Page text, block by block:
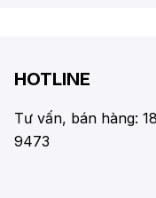
HOTLINE
Tư vấn, bán hàng:
9473